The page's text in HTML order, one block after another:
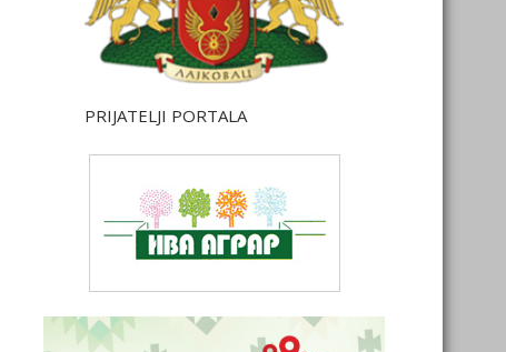
PRIJATELJI PORTALA